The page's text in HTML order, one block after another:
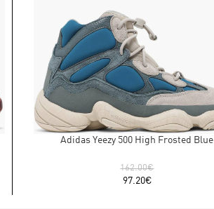
Adidas Yeezy 500 High Frosted Blue
162.00€
97.20€